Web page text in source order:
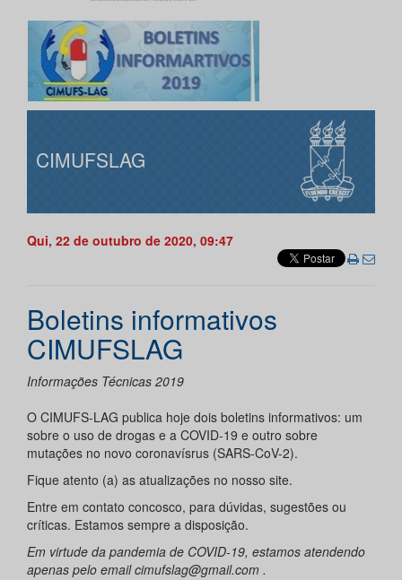
CIMUFSLAG
Qui, 22 de outubro de 2020, 09:47
Boletins informativos
CIMUFSLAG
Informações Técnicas 2019
O CIMUFS-LAG publica hoje dois boletins informativos: um
sobre o uso de drogas e a COVID-19 e outro sobre
mutações no novo coronavísrus (SARS-CoV-2).
Fique atento (a) as atualizações no nosso site.
Entre em contato concosco, para dúvidas, sugestões ou
críticas. Estamos sempre a disposição.
Em virtude da pandemia de COVID-19, estamos atendendo
apenas pelo email cimufslag@gmail.com .